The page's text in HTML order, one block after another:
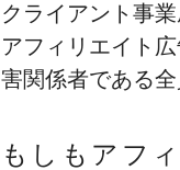
クライアント事
アフィリエイト
害関係者である
もしもアフ